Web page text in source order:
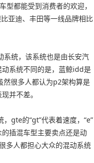
都能受到消费者的欢迎，
亚迪、丰田等一线品牌相比
系统，该系统也是由长安汽
系统不同的是，蓝鲸idd是
然很多人都认为p2架构算是
并不差。
gte的“gt”代表着速度，“e”
插混车型主要卖点还是动
多人都担心大众的混动系统